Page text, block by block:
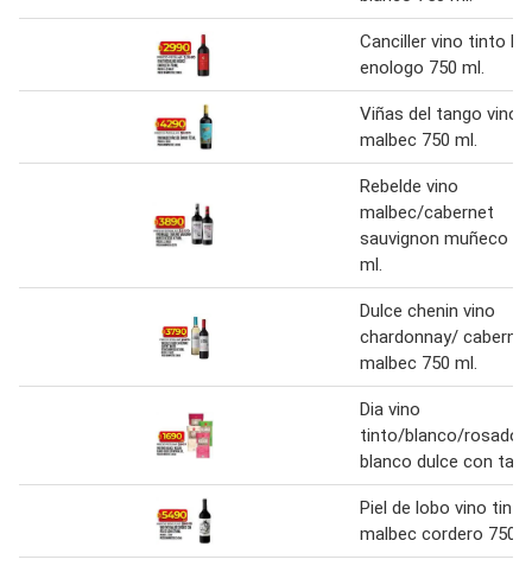
Canciller vino tinto
enologo 750 ml.
Viñas del tango vino
malbec 750 ml.
Rebelde vino
malbec/cabernet
sauvignon muñeco
ml.
Dulce chenin vino
chardonnay/ cabernet
malbec 750 ml.
Dia vino
tinto/blanco/rosado/
blanco dulce con
Piel de lobo vino tinto
malbec cordero 750